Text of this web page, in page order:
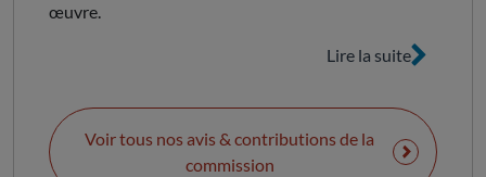
œuvre.
Lire la suite
Voir tous nos avis & contributions de la
commission